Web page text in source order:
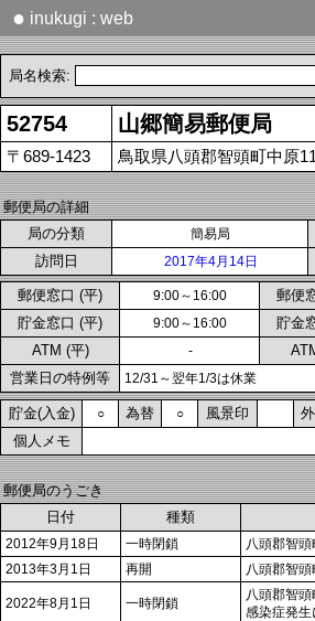
● inukugi : web
局名検索:
52754 山郷簡易郵便局
〒689-1423 鳥取県八頭郡智頭町中原
郵便局の詳細
局の分類
簡易局
訪問日 2017年4月14日
郵便窓口 (平) 9:00～16:00 郵便
貯金窓口 (平) 9:00～16:00 貯金
ATM (平) -
営業日の特例等 12/31～翌年1/3は休業
貯金(入金) ○ 為替 ○ 風景印
個人メモ
郵便局のうごき
日付
種類
2012年9月18日 一時閉鎖
八頭郡智
2013年3月1日
再開 八頭郡智
2022年8月1日 一時閉鎖
八頭郡智
感染症発生